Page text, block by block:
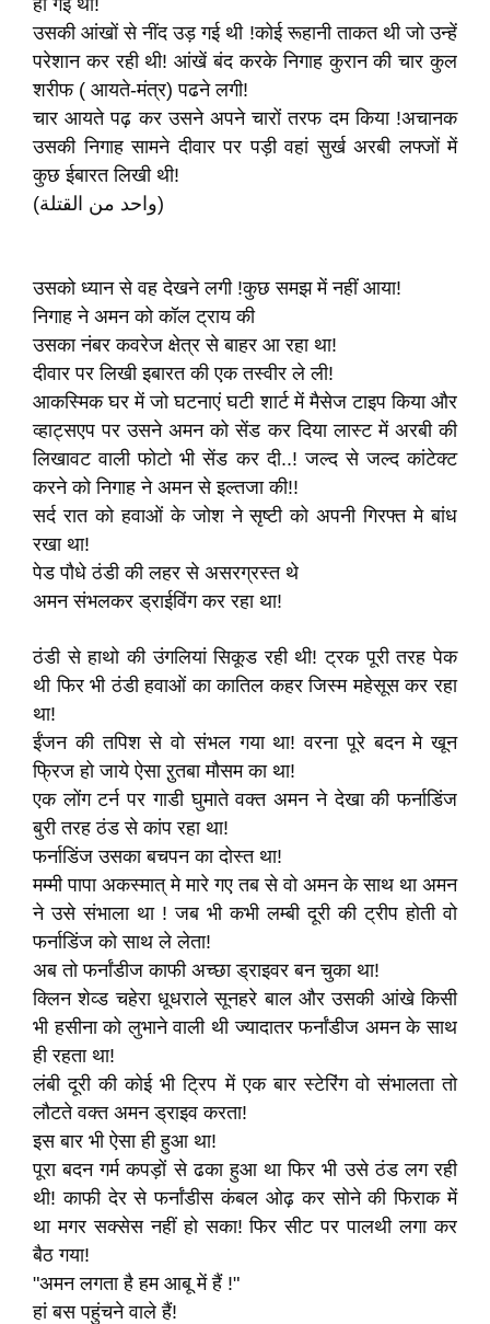
हो गई थी!
उसकी आंखों से नींद उड़ गई थी !कोई रूहानी ताकत थी जो उन्हें
परेशान कर रही थी! आंखें बंद करके निगाह कुरान की चार कुल
शरीफ ( आयते-मंत्र) पढने लगी!
चार आयते पढ़ कर उसने अपने चारों तरफ दम किया !अचानक
उसकी निगाह सामने दीवार पर पड़ी वहां सुर्ख अरबी लफ्जों में
कुछ ईबारत लिखी थी!
(واحد من القتلة)
उसको ध्यान से वह देखने लगी !कुछ समझ में नहीं आया!
निगाह ने अमन को कॉल ट्राय की
उसका नंबर कवरेज क्षेत्र से बाहर आ रहा था!
दीवार पर लिखी इबारत की एक तस्वीर ले ली!
आकस्मिक घर में जो घटनाएं घटी शार्ट में मैसेज टाइप किया और
व्हाट्सएप पर उसने अमन को सेंड कर दिया लास्ट में अरबी की
लिखावट वाली फोटो भी सेंड कर दी..! जल्द से जल्द कांटेक्ट
करने को निगाह ने अमन से इल्तजा की!!
सर्द रात को हवाओं के जोश ने सृष्टी को अपनी गिरफ्त मे बांध
रखा था!
पेड पौधे ठंडी की लहर से असरग्रस्त थे
अमन संभलकर ड्राईविंग कर रहा था!
ठंडी से हाथो की उंगलियां सिकूड रही थी! ट्रक पूरी तरह पेक
थी फिर भी ठंडी हवाओं का कातिल कहर जिस्म महेसूस कर रहा
था!
ईंजन की तपिश से वो संभल गया था! वरना पूरे बदन मे खून
फ्रिज हो जाये ऐसा ऱुतबा मौसम का था!
एक लोंग टर्न पर गाडी घुमाते वक्त अमन ने देखा की फर्नाडिंज
बुरी तरह ठंड से कांप रहा था!
फर्नाडिंज उसका बचपन का दोस्त था!
मम्मी पापा अकस्मात् मे मारे गए तब से वो अमन के साथ था अमन
ने उसे संभाला था ! जब भी कभी लम्बी दूरी की ट्रीप होती वो
फर्नाडिंज को साथ ले लेता!
अब तो फर्नांडीज काफी अच्छा ड्राइवर बन चुका था!
क्लिन शेव्ड चहेरा धूधराले सूनहरे बाल और उसकी आंखे किसी
भी हसीना को लुभाने वाली थी ज्यादातर फर्नांडीज अमन के साथ
ही रहता था!
लंबी दूरी की कोई भी ट्रिप में एक बार स्टेरिंग वो संभालता तो
लौटते वक्त अमन ड्राइव करता!
इस बार भी ऐसा ही हुआ था!
पूरा बदन गर्म कपड़ों से ढका हुआ था फिर भी उसे ठंड लग रही
थी! काफी देर से फर्नांडीस कंबल ओढ़ कर सोने की फिराक में
था मगर सक्सेस नहीं हो सका! फिर सीट पर पालथी लगा कर
बैठ गया!
"अमन लगता है हम आबू में हैं !"
हां बस पहुंचने वाले हैं!